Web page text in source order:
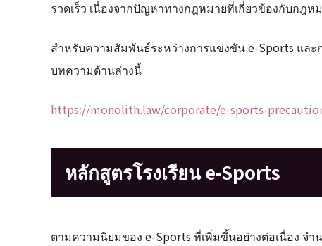
รวดเร็ว เนื่องจากปัญหาทางกฎหมายที่เกี่ยวข้องกับกฎ
สำหรับความสัมพันธ์ระหว่างการแข่งขัน e-Sports แล
บทความด้านล่างนี้
https://monolith.law/corporate/e-sports-
หลักสูตรโรงเรียน e-Sports
ตามความนิยมของ e-Sports ที่เพิ่มขึ้นอย่างต่อเนื่อง จำ